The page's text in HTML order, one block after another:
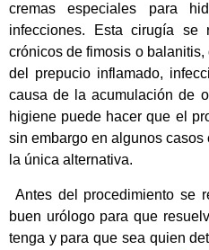
cremas especiales para
infecciones. Esta cirugía se
crónicos de fimosis o
del prepucio inflamado,
causa de la acumulación de
higiene puede hacer que el
sin embargo en algunos
la única alternativa.
Antes del procedimiento se
buen urólogo para que
tenga y para que sea quien